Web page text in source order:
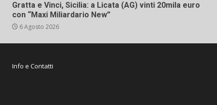
Gratta e Vinci, Sicilia: a Licata (AG) vinti 20mila euro
con “Maxi Miliardario New”
6 Agosto 2026
Info e Contatti